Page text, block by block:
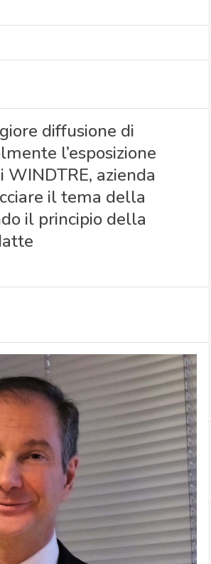
diffusione di
l’esposizione
WINDTRE, azienda
il tema della
il principio della